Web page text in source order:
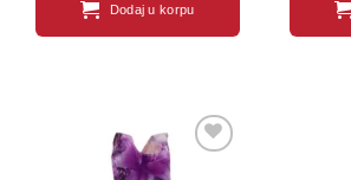
Dodaj u korpu